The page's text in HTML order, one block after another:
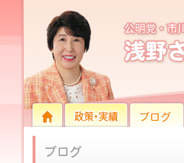
公明新聞に「ワンストップサー
HOME
HOME